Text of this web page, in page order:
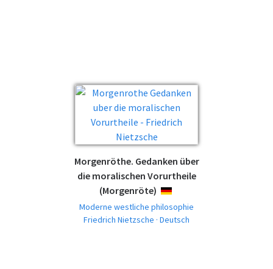
Morgenröthe. Gedanken über
die moralischen Vorurtheile
(Morgenröte)
DEUTSCH
Moderne westliche philosophie
Friedrich Nietzsche · Deutsch